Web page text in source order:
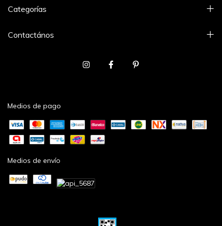
Categorías
Contactános
Medios de pago
Medios de envío